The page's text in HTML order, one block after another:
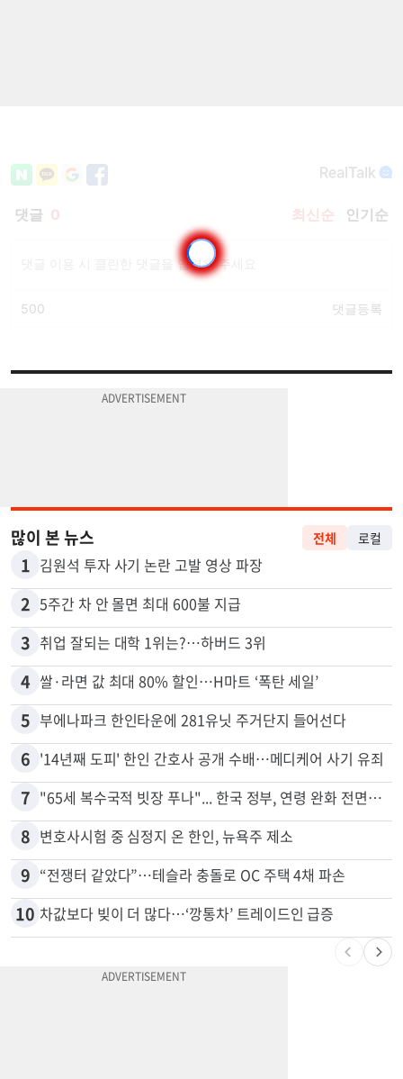
1 김원석 투자 사기 논란 고발 영상 파장
2 5주간 차 안 몰면 최대 600불 지급
3 취업 잘되는 대학 1위는?…하버드 3위
4 쌀·라면 값 최대 80% 할인…H마트 ‘폭탄 세일’
5 부에나파크 한인타운에 281유닛 주거단지 들어선다
6 '14년째 도피' 한인 간호사 공개 수배…메디케어 사기 유죄
7
8 변호사시험 중 심정지 온 한인, 뉴욕주 제소
9 “전쟁터 같았다”…테슬라 충돌로 OC 주택 4채 파손